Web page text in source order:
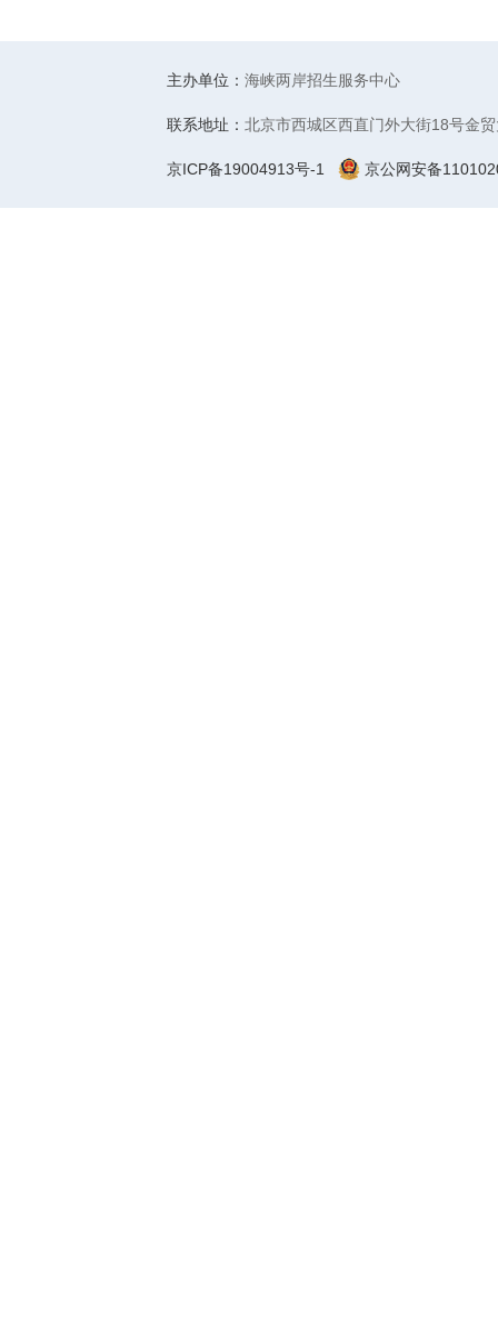
主办单位： 海峡两岸招生服务中心
联系地址： 北京市西城区西直门外大街18号金
京ICP备19004913号-1 京公网安备